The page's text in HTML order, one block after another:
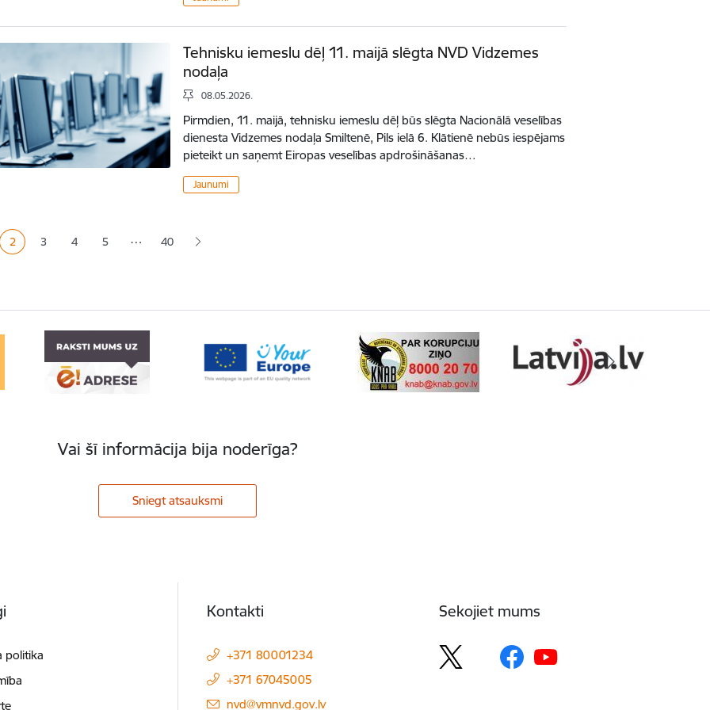
Tehnisku iemeslu dēļ 11. maijā slēgta NVD Vidzemes
nodaļa
08.05.2026.
Pirmdien, 11. maijā, tehnisku iemeslu dēļ būs slēgta Nacionālā veselības
dienesta Vidzemes nodaļa Smiltenē, Pils ielā 6. Klātienē nebūs iespējams
pieteikt un saņemt Eiropas veselības apdrošināšanas…
Jaunumi
Pašreizējā lapa
2 Lapa
3 Lapa
4 Lapa
5 … 40
Vai šī informācija bija noderīga?
Sniegt atsauksmi
politika
Kontakti
+371 80001234
+371 67045005
E-pasts:
nvd@vmnvd.gov.lv
Sekojiet mums